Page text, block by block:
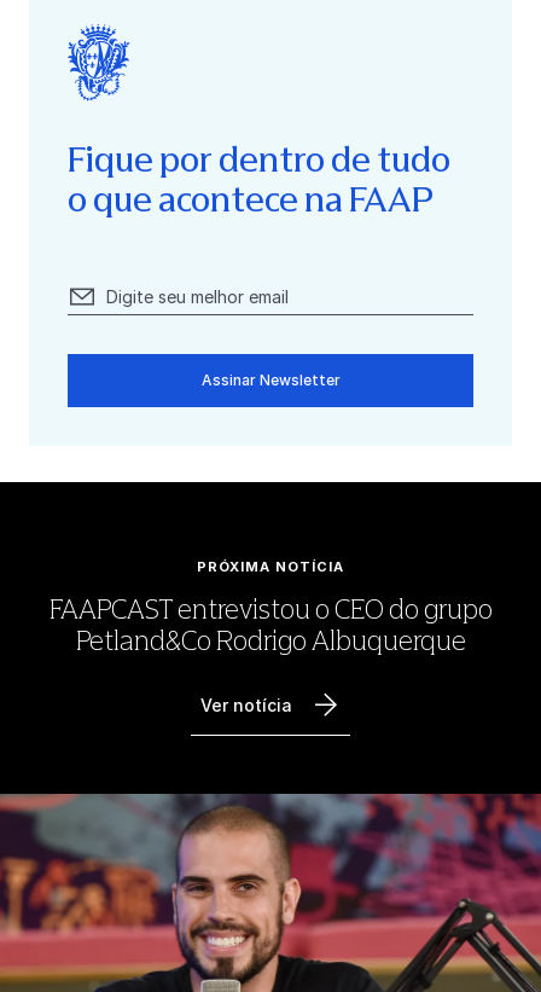
Fique por dentro de tudo
o que acontece na FAAP
Assinar Newsletter
PRÓXIMA NOTÍCIA
FAAPCAST entrevistou o CEO do grupo
Petland&Co Rodrigo Albuquerque
Ver notícia